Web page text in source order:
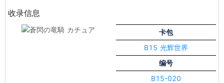
收录信息
卡包
B15 光辉世界
编号
B15-020